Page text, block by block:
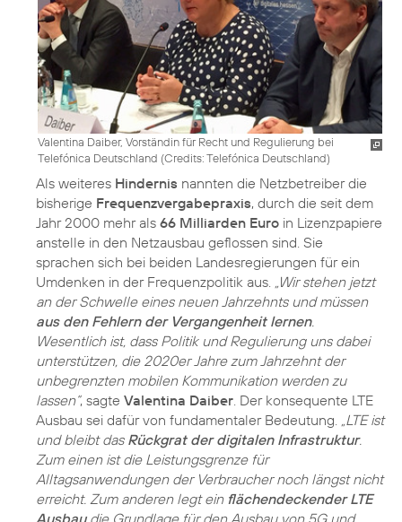
Valentina Daiber, Vorständin für Recht und Regulierung bei
Telefónica Deutschland (Credits: Telefónica Deutschland)
Als weiteres Hindernis nannten die Netzbetreiber die
bisherige Frequenzvergabepraxis, durch die seit dem
Jahr 2000 mehr als 66 Milliarden Euro in Lizenzpapiere
anstelle in den Netzausbau geflossen sind. Sie
sprachen sich bei beiden Landesregierungen für ein
Umdenken in der Frequenzpolitik aus.
„Wir stehen jetzt
an der Schwelle eines neuen Jahrzehnts und müssen
aus den Fehlern der Vergangenheit lernen.
Wesentlich ist, dass Politik und Regulierung uns dabei
unterstützen, die 2020er Jahre zum Jahrzehnt der
unbegrenzten mobilen Kommunikation werden zu
lassen“, sagte Valentina Daiber . Der konsequente LTE
Ausbau sei dafür von fundamentaler Bedeutung.
„LTE ist
und bleibt das Rückgrat der digitalen Infrastruktur.
Zum einen ist die Leistungsgrenze für
Alltagsanwendungen der Verbraucher noch längst nicht
erreicht. Zum anderen legt ein flächendeckender LTE
Ausbaudie Grundlage für den Ausbau von 5G und